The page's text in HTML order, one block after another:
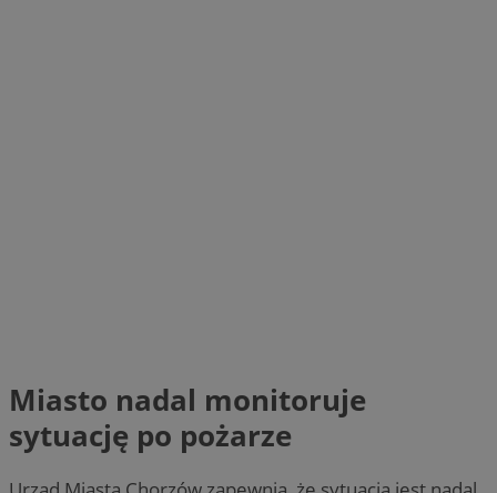
Miasto nadal monitoruje
sytuację po pożarze